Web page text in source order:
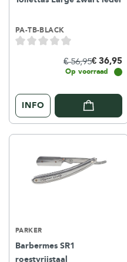
PA-TB-BLACK
€ 56,95€ 36,95
Op voorraad
INFO
PARKER
Barbermes SR1
roestvrijstaal